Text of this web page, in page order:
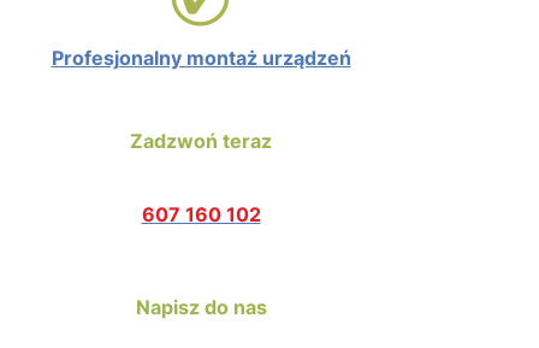
Profesjonalny montaż urządzeń
Zadzwoń teraz
607 160 102
Napisz do nas